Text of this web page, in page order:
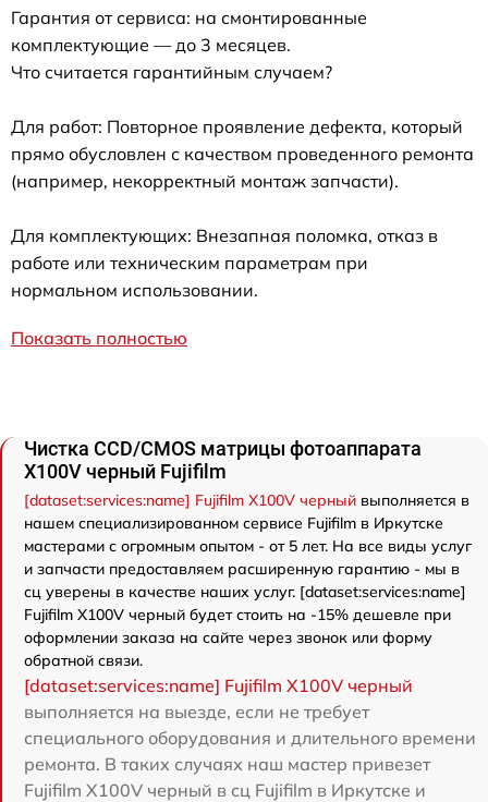
Гарантия от сервиса: на смонтированные
комплектующие — до 3 месяцев.
Что считается гарантийным случаем?
Для работ: Повторное проявление дефекта, который
прямо обусловлен с качеством проведенного ремонта
(например, некорректный монтаж запчасти).
Для комплектующих: Внезапная поломка, отказ в
работе или техническим параметрам при
нормальном использовании.
Показать полностью
Чистка CCD/CMOS матрицы фотоаппарата
X100V черный Fujifilm
[dataset:services:name] Fujifilm X100V черный выполняется в
нашем специализированном сервисе Fujifilm в Иркутске
мастерами с огромным опытом - от 5 лет. На все виды услуг
и запчасти предоставляем расширенную гарантию - мы в
сц уверены в качестве наших услуг. [dataset:services:name]
Fujifilm X100V черный будет стоить на -15% дешевле при
оформлении заказа на сайте через звонок или форму
обратной связи.
[dataset:services:name] Fujifilm X100V черный
выполняется на выезде, если не требует
специального оборудования и длительного времени
ремонта. В таких случаях наш мастер привезет
Fujifilm X100V черный в сц Fujifilm в Иркутске и